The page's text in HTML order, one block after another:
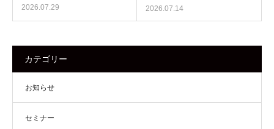
2026.07.29 2026.07.14
カテゴリー
お知らせ
セミナー